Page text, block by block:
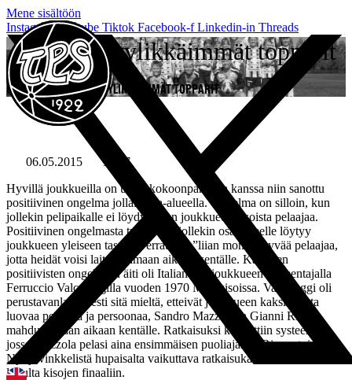
Mene sisältöön
InstagramYoutube Tiktok Facebook-f Linkedin-in Threads
Suomen tyylikkäimmät topparit
ETUSIVU»SUOMEN TYYLIKKÄIMMÄT TOPPARIT
06.05.2015
18:57
Hyvillä joukkueilla on usein kokoonpanonsa kanssa niin sanottu
positiivinen ongelma jollain osa-alueella. Ongelma on silloin, kun
jollekin pelipaikalle ei löydy muun joukkueen tasoista pelaajaa.
Positiivinen ongelmasta tulee, kun jollekin osa-alueelle löytyy
joukkueen yleiseen tasoon verrattuna ”liian monta” hyvää pelaajaa,
jotta heidät voisi laittaa samaan aikaan kentälle. Kaikkien
positiivisten ongelmien äiti oli Italian maajoukkueen valmentajalla
Ferruccio Valcareggilla vuoden 1970 MM-kisoissa. Valcareggi oli
perustavanlaatuisesti sitä mieltä, etteivät joukkueen kaksi suurta
luovaa pelaajaa ja persoonaa, Sandro Mazzola ja Gianni Rivera
mahdu samaan aikaan kentälle. Ratkaisuksi kehitettiin systeemi,
jossa Mazzola pelasi aina ensimmäisen puoliajan ja Rivera toisen.
Nyky-vinkkelistä hupaisalta vaikuttava ratkaisukaava siivitti Italian
lopulta kisojen finaaliin.